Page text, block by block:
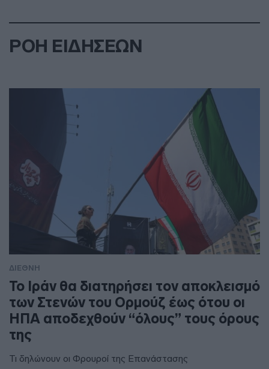
ΡΟΗ ΕΙΔΗΣΕΩΝ
ΔΙΕΘΝΗ
To Ιράν θα διατηρήσει τον αποκλεισμό
των Στενών του Ορμούζ έως ότου οι
ΗΠΑ αποδεχθούν “όλους” τους όρους
της
Τι δηλώνουν οι Φρουροί της Επανάστασης